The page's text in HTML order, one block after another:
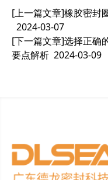
[上一篇文章]橡胶密封
2024-03-07
[下一篇文章]选择正确
要点解析 2024-03-09